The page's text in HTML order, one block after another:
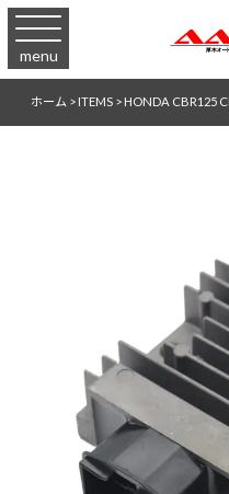
menu
ホーム>ITEMS>HONDA CBR125